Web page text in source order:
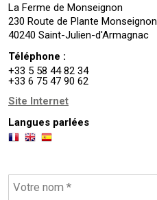
La Ferme de Monseignon
230 Route de Plante Monseignon
40240 Saint-Julien-d'Armagnac
Téléphone :
+33 5 58 44 82 34
+33 6 75 47 90 62
Site Internet
Langues parlées